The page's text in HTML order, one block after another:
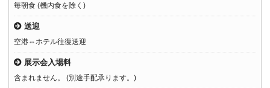
毎朝食 (機内食を除く)
送迎
空港⇔ホテル往復送迎
展示会入場料
含まれません。 (別途手配承ります。)